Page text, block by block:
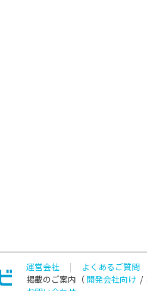
運営会社 | よくあるご質問
掲載のご案内（ 開発会社向け /